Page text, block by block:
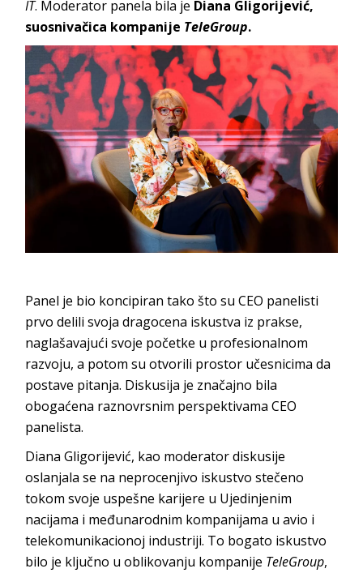
IT. Moderator panela bila je Diana Gligorijević,
suosnivačica kompanije TeleGroup.
Panel je bio koncipiran tako što su CEO panelisti
prvo delili svoja dragocena iskustva iz prakse,
naglašavajući svoje početke u profesionalnom
razvoju, a potom su otvorili prostor učesnicima da
postave pitanja. Diskusija je značajno bila
obogaćena raznovrsnim perspektivama CEO
panelista.
Diana Gligorijević, kao moderator diskusije
oslanjala se na neprocenjivo iskustvo stečeno
tokom svoje uspešne karijere u Ujedinjenim
nacijama i međunarodnim kompanijama u avio i
telekomunikacionoj industriji. To bogato iskustvo
bilo je ključno u oblikovanju kompanije TeleGroup,